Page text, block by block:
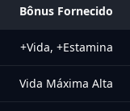
Bônus Fornecido
+Vida, +Estamina
Vida Máxima Alta